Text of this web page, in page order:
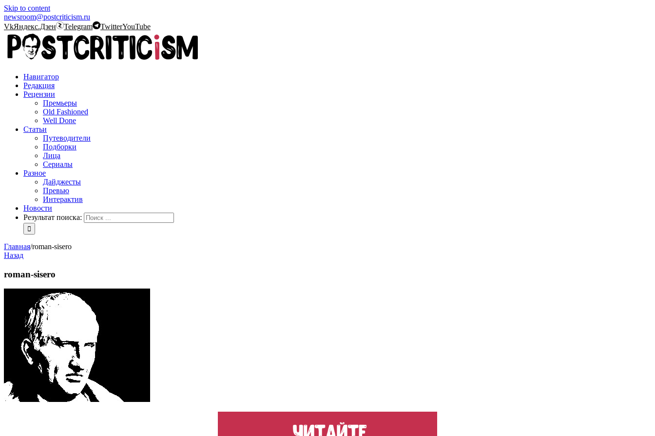
Skip to content
newsroom@postcriticism.ru
VkЯндекс.Дзен Telegram TwitterYouTube
Навигатор
Редакция
Рецензии
Премьеры
Old Fashioned
Well Done
Статьи
Путеводители
Подборки
Лица
Сериалы
Разное
Дайджесты
Превью
Интерактив
Новости
Результат поиска:
Главная/roman-sisero
Назад
roman-sisero